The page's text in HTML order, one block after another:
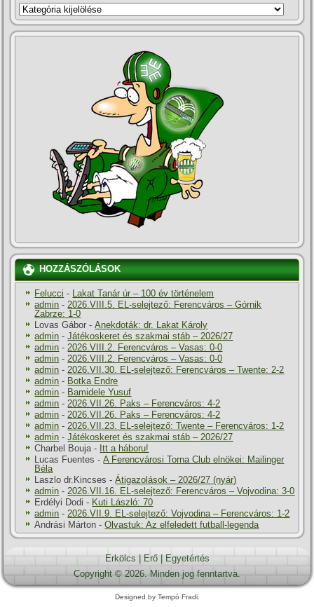
KATEGÓRIÁK
HOZZÁSZÓLÁSOK
Felucci -
Lakat Tanár úr – 100 év történelem
admin - 2026.VIII.5. EL-selejtező: Ferencváros – Górnik
Zabrze: 1-0
Lovas Gábor -Anekdoták: dr. Lakat Károly
admin -Játékoskeret és szakmai stáb – 2026/27
admin - 2026.VIII.2. Ferencváros – Vasas: 0-0
admin - 2026.VIII.2. Ferencváros – Vasas: 0-0
admin - 2026.VII.30. EL-selejtező: Ferencváros – Twente: 2-2
admin - Botka Endre
admin - Bamidele Yusuf
admin - 2026.VII.26. Paks – Ferencváros: 4-2
admin - 2026.VII.26. Paks – Ferencváros: 4-2
admin - 2026.VII.23. EL-selejtező: Twente – Ferencváros: 1-2
admin -Játékoskeret és szakmai stáb – 2026/27
Charbel Bouja - Itt a háboru!
Lucas Fuentes -A Ferencvárosi Torna Club elnökei: Mailinger
Béla
Laszlo dr.Kincses -Átigazolások – 2026/27 (nyár)
admin - 2026.VII.16. EL-selejtező: Ferencváros – Vojvodina: 3-0
Erdélyi Dodi - Kuti László: 70
admin - 2026.VII.9. EL-selejtező: Vojvodina – Ferencváros: 1-2
Andrási Márton -Olvastuk: Az elfeledett futball-legenda
Erkölcs Erő|
Egyetértés
Copyright © 2026. Minden jog fenntartva.
Designed by Tempó Fradi.